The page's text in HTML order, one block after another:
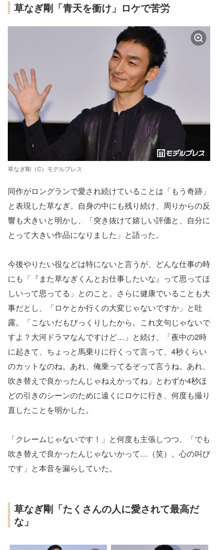
草なぎ剛「青天を衝け」ロケで苦労
草なぎ剛（C）モデルプレス
同作がロングランで愛され続けていることは「もう奇跡」
と表現した草なぎ。自身の中にも残り続け、周りからの反
響も大きいと明かし、「突き抜けて嬉しい評価と、自分に
とって大きい作品になりました」と語った。
今後やりたい役などは特にないと言うが、どんな仕事の時
にも「『また草なぎくんとお仕事したいな』って思ってほ
しいって思ってる」とのこと。さらに健康でいることも大
事だとし、「ロケとか行くの大変じゃないですか」と吐
露。「こないだもびっくりしたから。これ文句じゃないで
すよ？大河ドラマなんですけど…」と続け、「夜中の2時
に起きて、ちょっと馬乗りに行くって言って、4秒くらい
のカットなのね。あれ、俺乗ってるぞって言うね。あれ、
吹き替えで良かったんじゃねえかってね」とわずか4秒ほ
どの引きのシーンのために遠くにロケに行き、何度も撮り
直したことを明かした。
「クレームじゃないです！」と何度も主張しつつ、「でも
吹き替えで良かったんじゃないかって…（笑）。心の叫び
です」と本音を漏らしていた。
草なぎ剛「たくさんの人に愛されて最高だ
な」